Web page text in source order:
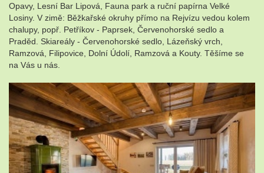
Opavy, Lesní Bar Lipová, Fauna park a ruční papírna Velké
Losiny. V zimě: Běžkařské okruhy přímo na Rejvízu vedou kolem
chalupy, popř. Petříkov - Paprsek, Červenohorské sedlo a
Praděd. Skiareály - Červenohorské sedlo, Lázeňský vrch,
Ramzová, Filipovice, Dolní Údolí, Ramzová a Kouty. Těšíme se
na Vás u nás.